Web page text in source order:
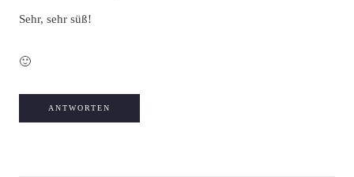
Sehr, sehr süß!
🙂
ANTWORTEN